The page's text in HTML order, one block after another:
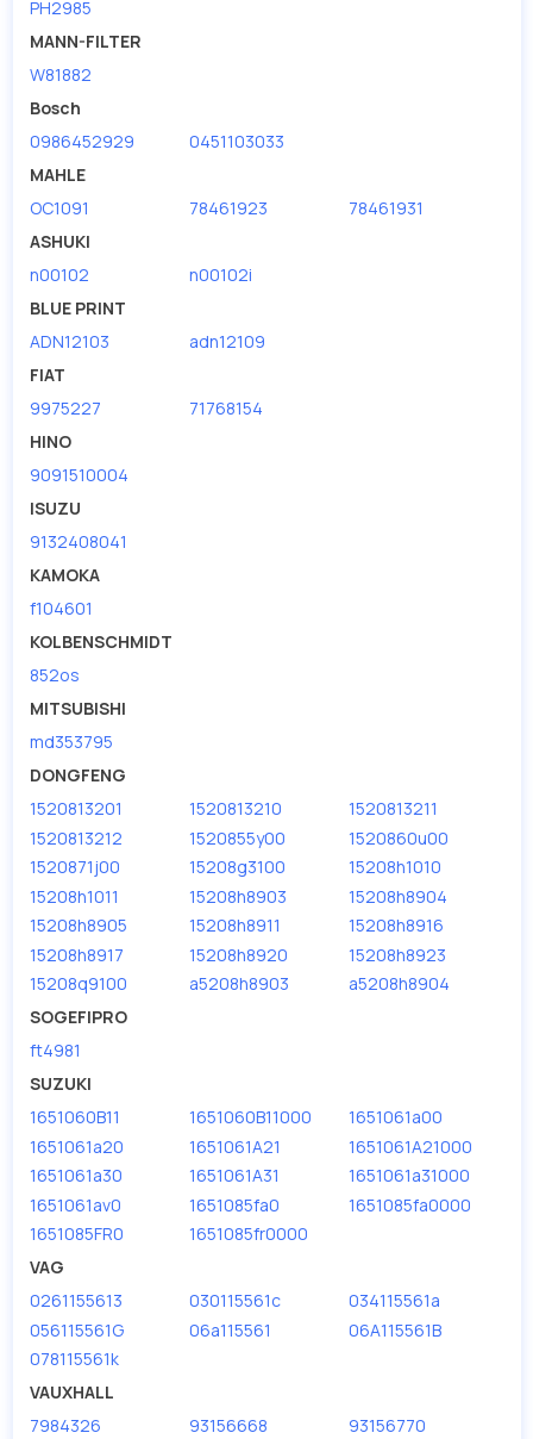
PH2985
MANN-FILTER
W81882
Bosch
0986452929
0451103033
MAHLE
OC1091
78461923
78461931
ASHUKI
n00102
n00102i
BLUE PRINT
ADN12103
adn12109
FIAT
9975227
71768154
HINO
9091510004
ISUZU
9132408041
KAMOKA
f104601
KOLBENSCHMIDT
852os
MITSUBISHI
md353795
DONGFENG
1520813201
1520813210
1520813211
1520813212
1520855y00
1520860u00
1520871j00
15208g3100
15208h1010
15208h1011
15208h8903
15208h8904
15208h8905
15208h8911
15208h8916
15208h8917
15208h8920
15208h8923
15208q9100
a5208h8903
a5208h8904
SOGEFIPRO
ft4981
SUZUKI
1651060B11
1651060B11000
1651061a00
1651061a20
1651061A21
1651061A21000
1651061a30
1651061A31
1651061a31000
1651061av0
1651085fa0
1651085fa0000
1651085FR0
1651085fr0000
VAG
0261155613
030115561c
034115561a
056115561G
06a115561
06A115561B
078115561k
VAUXHALL
7984326
93156668
93156770